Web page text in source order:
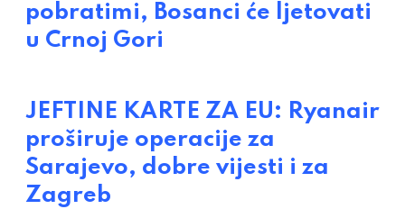
pobratimi, Bosanci će ljetovati
u Crnoj Gori
JEFTINE KARTE ZA EU: Ryanair
proširuje operacije za
Sarajevo, dobre vijesti i za
Zagreb